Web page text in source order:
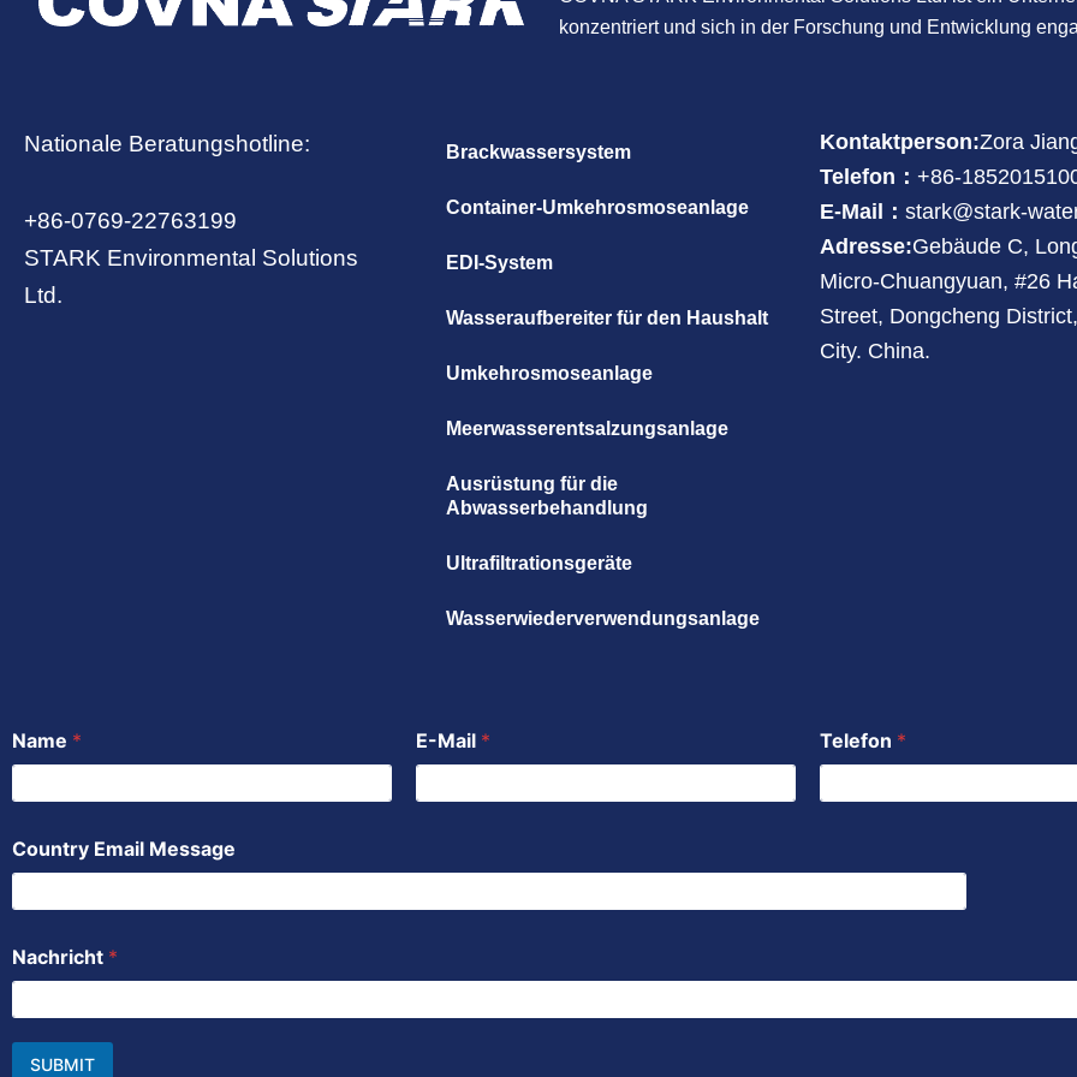
konzentriert und sich in der Forschung und Entwicklung
Nationale Beratungshotline:
+86-0769-22763199
STARK Environmental Solutions
Ltd.
Brackwassersystem
Container-Umkehrosmoseanlage
EDI-System
Wasseraufbereiter für den Haushalt
Umkehrosmoseanlage
Meerwasserentsalzungsanlage
Ausrüstung für die
Abwasserbehandlung
Ultrafiltrationsgeräte
Wasserwiederverwendungsanlage
Kontaktperson:Zora
Telefon： +86-
E-Mail： stark@stark-
Adresse:Gebäude C,
Micro-Chuangyuan, #26
Street, Dongcheng
City. China.
Name * E-Mail * Telefon *
Country Email Message
Nachricht *
SUBMIT